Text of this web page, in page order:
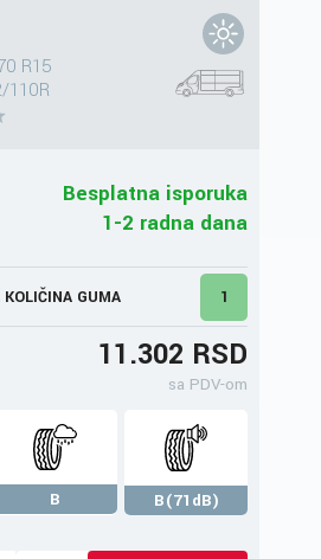
R15
110R
Besplatna isporuka
1-2 radna dana
GUMA 1
11.302 RSD
sa PDV-om
B
B(71dB)